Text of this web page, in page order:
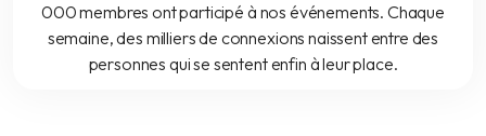
000 membres ont participé à nos événements. Chaque
semaine, des milliers de connexions naissent entre des
personnes qui se sentent enfin à leur place.